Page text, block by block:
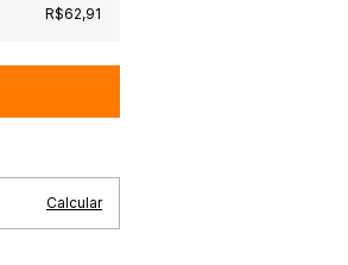
R$62,91
Calcular